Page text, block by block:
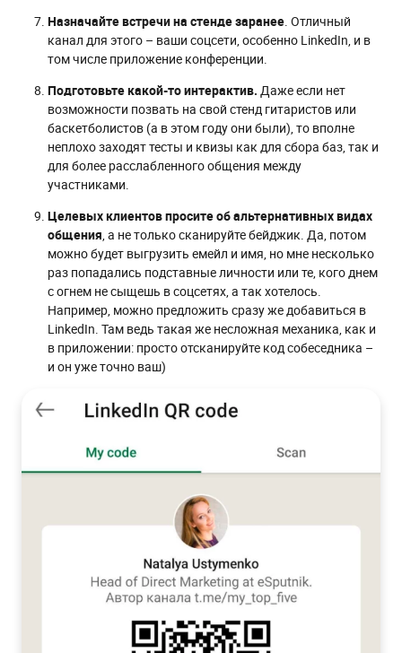
Назначайте встречи на стенде заранее. Отличный
канал для этого – ваши соцсети, особенно LinkedIn, и в
том числе приложение конференции.
Подготовьте какой-то интерактив. Даже если нет
возможности позвать на свой стенд гитаристов или
баскетболистов (а в этом году они были), то вполне
неплохо заходят тесты и квизы как для сбора баз, так и
для более расслабленного общения между
участниками.
Целевых клиентов просите об альтернативных видах
общения, а не только сканируйте бейджик. Да, потом
можно будет выгрузить емейл и имя, но мне несколько
раз попадались подставные личности или те, кого днем
с огнем не сыщешь в соцсетях, а так хотелось.
Например, можно предложить сразу же добавиться в
LinkedIn. Там ведь такая же несложная механика, как и
в приложении: просто отсканируйте код собеседника –
и он уже точно ваш)